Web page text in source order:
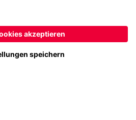
Steuern und Abgaben
München AG
Säbener Str. 51-57, 81547 München
, um dorthin zu liefern!
, um dorthin zu liefern!